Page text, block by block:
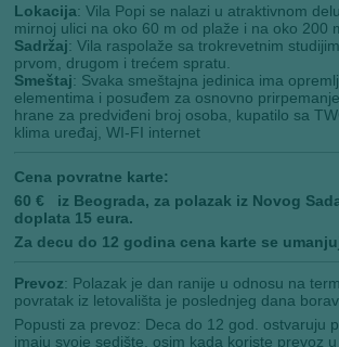
Lokacija: Vila Popi se nalazi u atraktivnom
mirnoj ulici na oko 60 m od plaže i na oko 200
Sadržaj: Vila raspolaže sa trokrevetnim
prvom, drugom i trećem spratu.
Smeštaj: Svaka smeštajna jedinica ima
elementima i posuđem za osnovno
hrane za predviđeni broj osoba, kupatilo sa
klima uređaj, WI-FI internet
Cena povratne karte:
60 € iz Beograda, za polazak iz Novog
doplata 15 eura.
Za decu do 12 godina cena karte se
Prevoz: Polazak je dan ranije u odnosu na
povratak iz letovališta je poslednjeg dana
Popusti za prevoz: Deca do 12 god. ostvaruju
imaju svoje sedište, osim kada koriste prevoz